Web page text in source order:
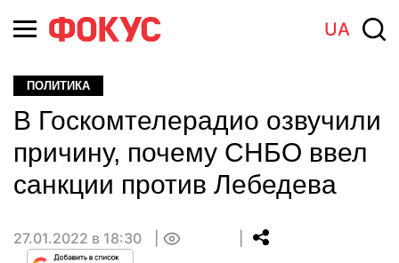
UA
ПОЛИТИКА
В Госкомтелерадио озвучили
причину, почему СНБО ввел
санкции против Лебедева
27.01.2022 в 18:30